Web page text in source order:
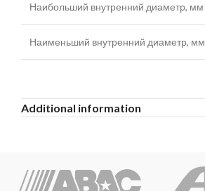
Наибольший внутренний диаметр, мм
Наименьший внутренний диаметр, мм
Additional information